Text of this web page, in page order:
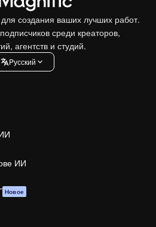
создания ваших лучших работ.
среди креаторов,
агентств и студий.
Pусский
ИИ
Новое